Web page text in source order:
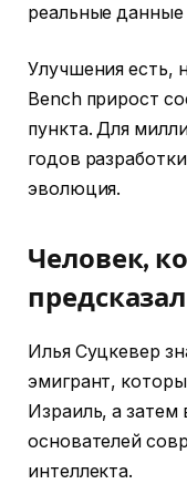
реальные данные
Улучшения есть,
Bench прирост
пункта. Для
годов
эволюция.
Человек,
предсказал
Илья Суцкевер
эмигрант,
Израиль, а
основателей
интеллекта.